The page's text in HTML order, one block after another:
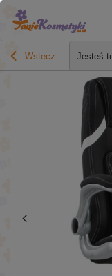
Wstecz Jesteś